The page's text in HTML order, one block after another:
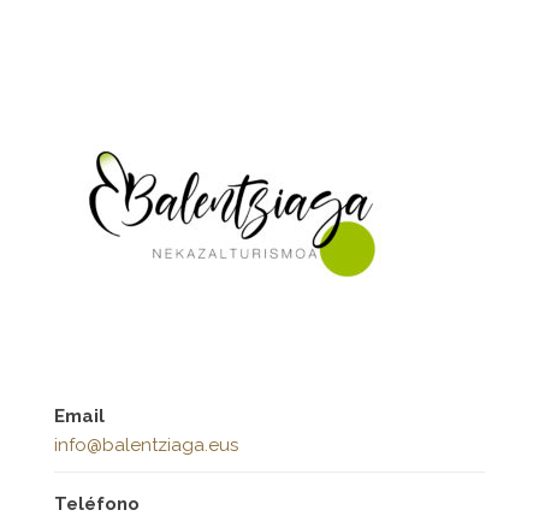
Email
info@balentziaga.eus
Teléfono